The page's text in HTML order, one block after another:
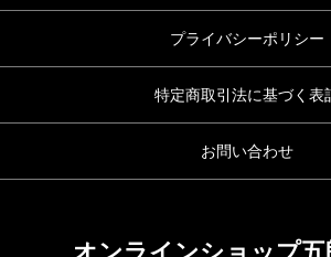
プライバシーポリシー
特定商取引法に基づく表
お問い合わせ